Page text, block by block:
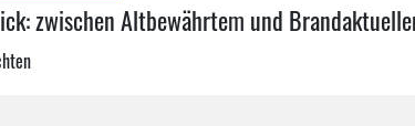
zwischen Altbewährtem und